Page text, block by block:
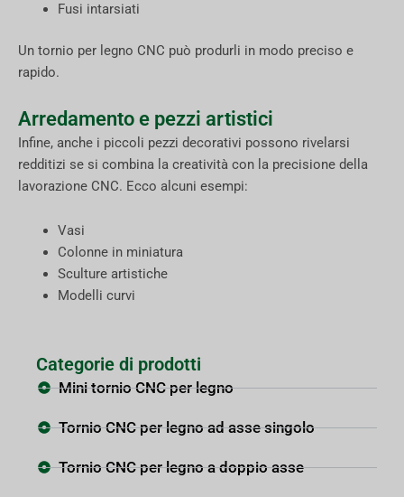
Fusi intarsiati
Un tornio per legno CNC può produrli in modo preciso e
rapido.
Arredamento e pezzi artistici
Infine, anche i piccoli pezzi decorativi possono rivelarsi
redditizi se si combina la creatività con la precisione della
lavorazione CNC. Ecco alcuni esempi:
Vasi
Colonne in miniatura
Sculture artistiche
Modelli curvi
Categorie di prodotti
Mini tornio CNC per legno
Tornio CNC per legno ad asse singolo
Tornio CNC per legno a doppio asse